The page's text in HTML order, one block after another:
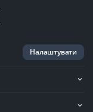
Налаштувати